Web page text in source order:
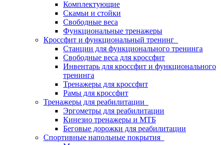
Комплектующие
Скамьи и стойки
Свободные веса
Функциональные тренажеры
Кроссфит и функциональный тренинг
Станции для функционального тренинга
Свободные веса для кроссфит
Инвентарь для кроссфит и функционального
тренинга
Тренажеры для кроссфит
Рамы для кроссфит
Тренажеры для реабилитации
Эргометры для реабилитации
Кинезио тренажеры и МТБ
Беговые дорожки для реабилитации
Спортивные напольные покрытия